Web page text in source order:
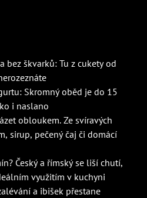
bez škvarků: Tu z cukety od
Skromný oběd je do 15
i naslano
obloukem. Ze svíravých
sirup, pečený čaj či domácí
Český a římský se liší chutí,
využitím v kuchyni
a ibišek přestane